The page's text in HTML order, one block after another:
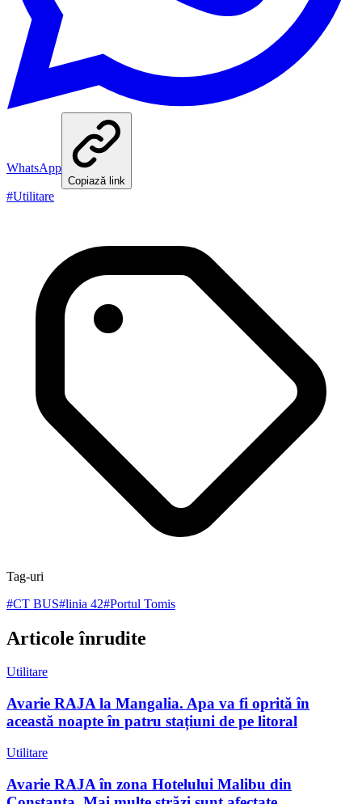
WhatsApp
Copiază link
#Utilitare
Tag-uri
#CT BUS#linia 42#Portul Tomis
Articole înrudite
Utilitare
Avarie RAJA la Mangalia. Apa va fi oprită în
această noapte în patru stațiuni de pe litoral
Utilitare
Avarie RAJA în zona Hotelului Malibu din